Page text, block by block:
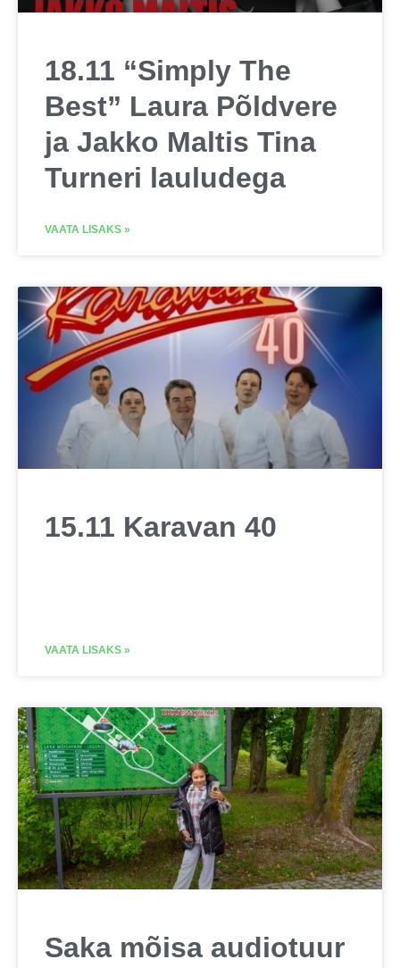
18.11 “Simply The
Best” Laura Põldvere
ja Jakko Maltis Tina
Turneri lauludega
VAATA LISAKS »
15.11 Karavan 40
VAATA LISAKS »
Saka mõisa audiotuur